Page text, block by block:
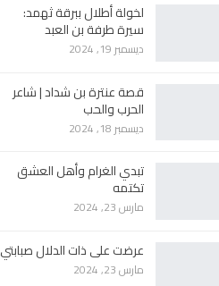
لخولة أطلال ببرقة ثهمد:
سيرة طرفة بن العبد
ديسمبر 19, 2024
قصة عنترة بن شداد | شاعر
الحرب والحب
ديسمبر 18, 2024
تبدي الغرام وأهل العشق
تكتمه
مارس 23, 2024
عرضت على ذات الدلال صبابتي
مارس 23, 2024